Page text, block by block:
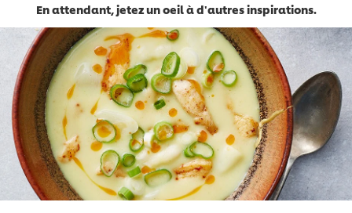
Télécharger
En attendant, jetez un oeil à d'autres inspirations.